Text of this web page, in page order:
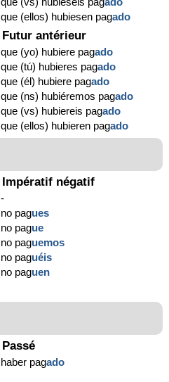
que (ellos) hubiesen pagado
Futur antérieur
que (yo) hubiere pagado
que (tú) hubieres pagado
que (él) hubiere pagado
que (ns) hubiéremos pagado
que (vs) hubiereis pagado
que (ellos) hubieren pagado
Impératif négatif
-
no pagues
no pague
no paguemos
no paguéis
no paguen
Passé
haber pagado